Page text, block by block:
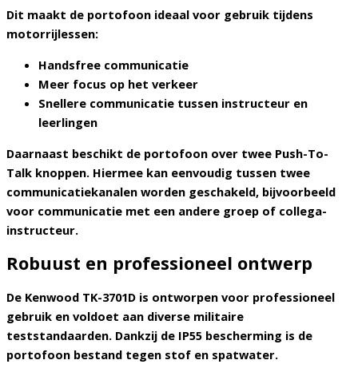
Dit maakt de portofoon ideaal voor gebruik tijdens
motorrijlessen:
Handsfree communicatie
Meer focus op het verkeer
Snellere communicatie tussen instructeur en
leerlingen
Daarnaast beschikt de portofoon over twee Push-To-
Talk knoppen. Hiermee kan eenvoudig tussen twee
communicatiekanalen worden geschakeld, bijvoorbeeld
voor communicatie met een andere groep of collega-
instructeur.
Robuust en professioneel ontwerp
De Kenwood TK-3701D is ontworpen voor professioneel
gebruik en voldoet aan diverse militaire
teststandaarden. Dankzij de IP55 bescherming is de
portofoon bestand tegen stof en spatwater.